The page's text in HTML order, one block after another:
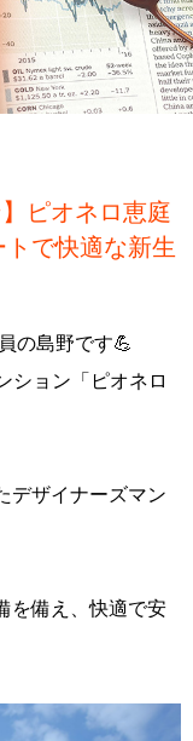
ピオネロ恵庭
で快適な新生
の島野です💪
ション「ピオネロ
デザイナーズマン
を備え、快適で安